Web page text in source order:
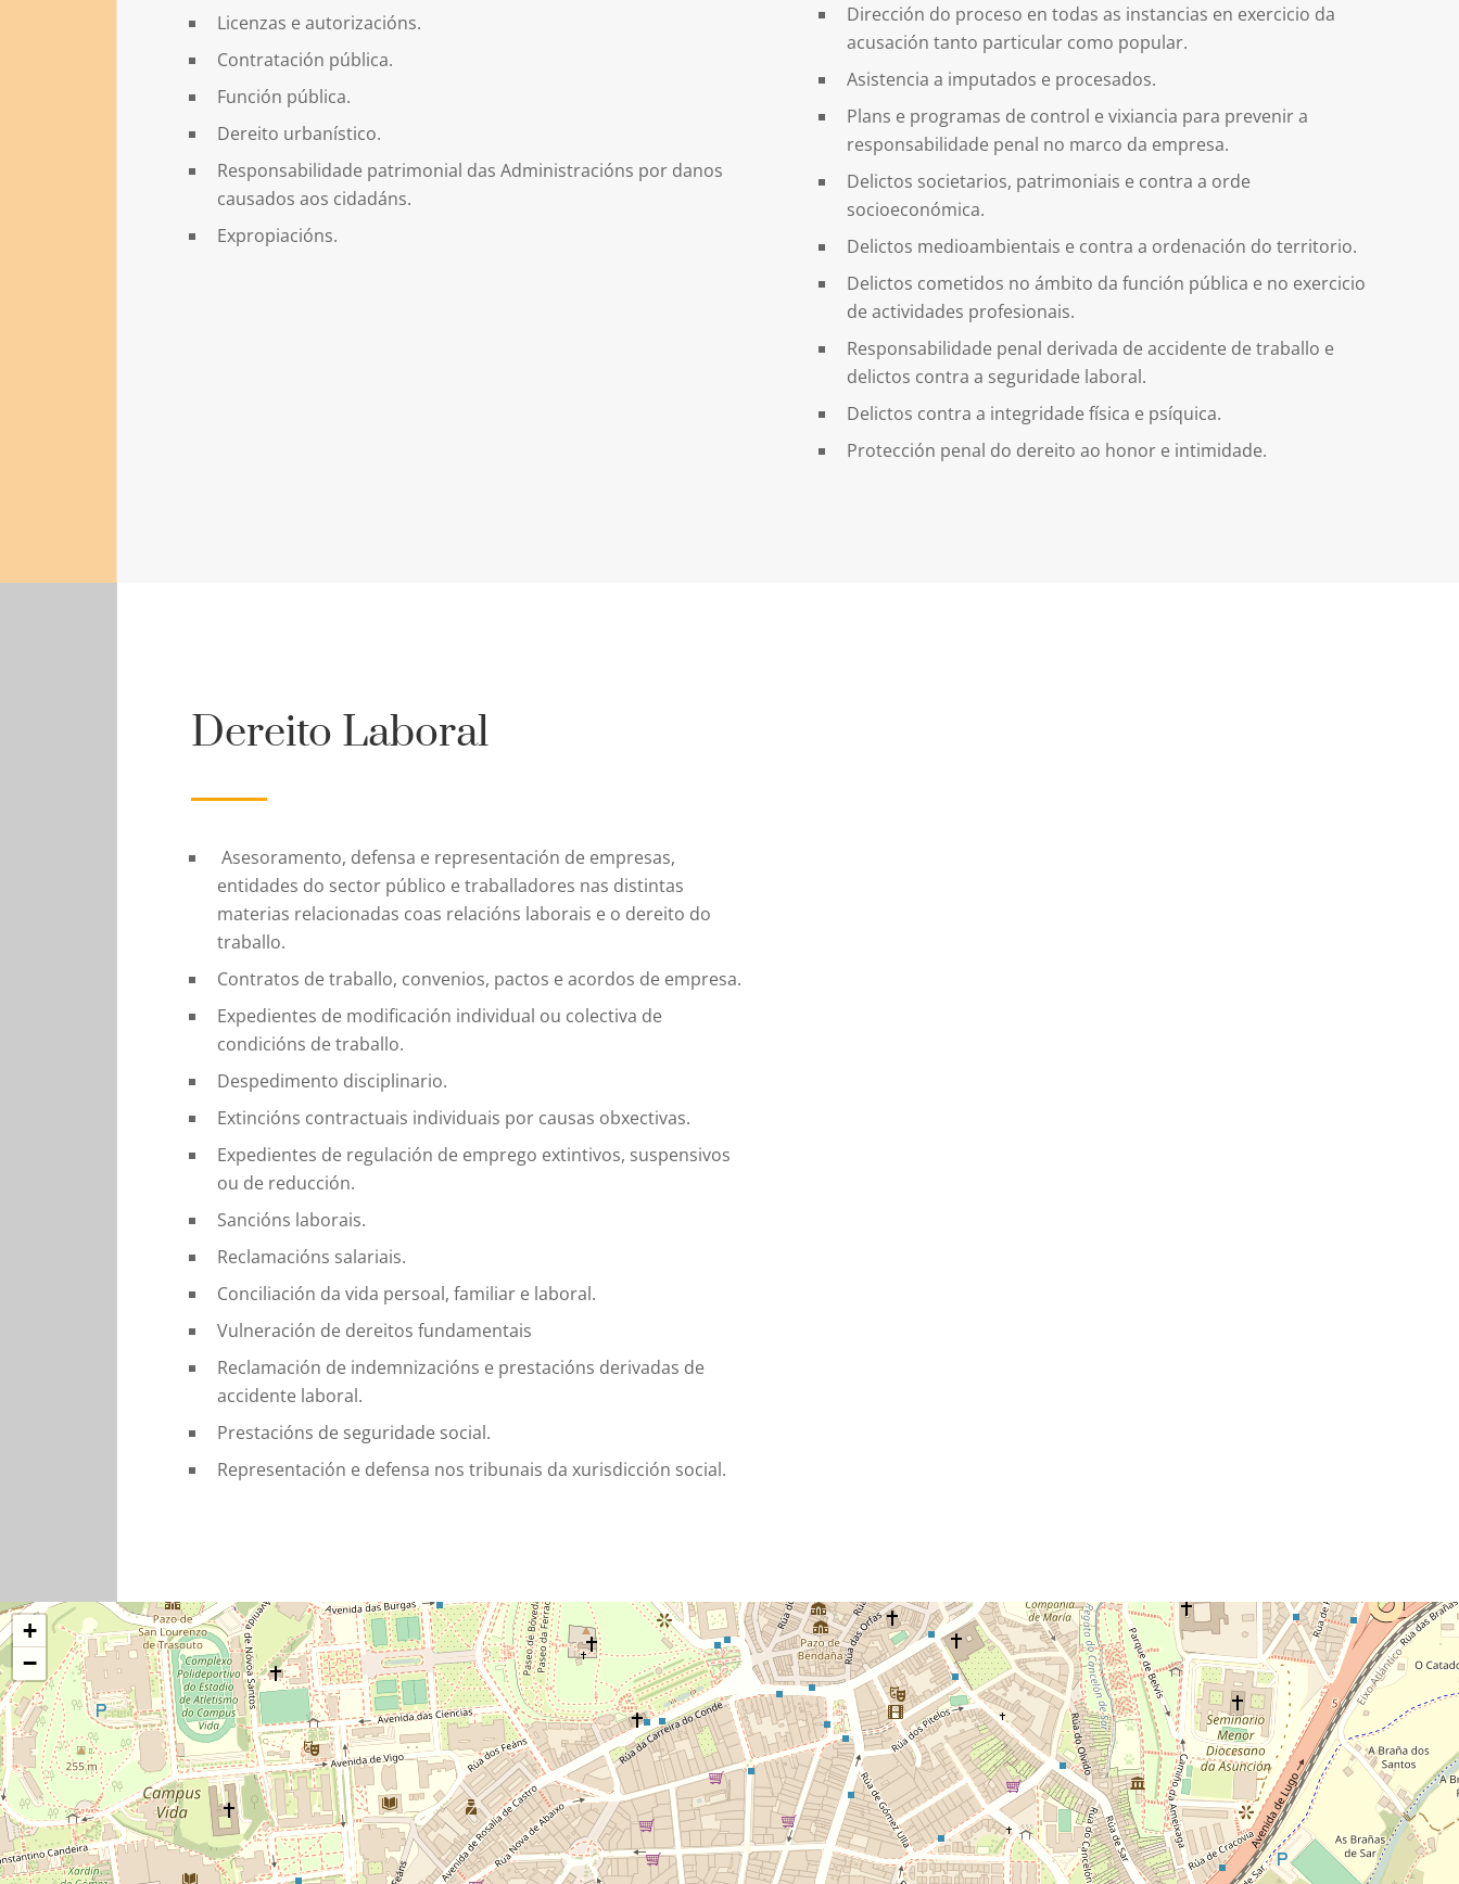
Licenzas e autorizacións.
Contratación pública.
Función pública.
Dereito urbanístico.
Responsabilidade patrimonial das Administracións por danos
causados aos cidadáns.
Expropiacións.
Dirección do proceso en todas as instancias en exercicio da
acusación tanto particular como popular.
Asistencia a imputados e procesados.
Plans e programas de control e vixiancia para prevenir a
responsabilidade penal no marco da empresa.
Delictos societarios, patrimoniais e contra a orde
socioeconómica.
Delictos medioambientais e contra a ordenación do territorio.
Delictos cometidos no ámbito da función pública e no exercicio
de actividades profesionais.
Responsabilidade penal derivada de accidente de traballo e
delictos contra a seguridade laboral.
Delictos contra a integridade física e psíquica.
Protección penal do dereito ao honor e intimidade.
Dereito Laboral
Asesoramento, defensa e representación de empresas,
entidades do sector público e traballadores nas distintas
materias relacionadas coas relacións laborais e o dereito do
traballo.
Contratos de traballo, convenios, pactos e acordos de empresa.
Expedientes de modificación individual ou colectiva de
condicións de traballo.
Despedimento disciplinario.
Extincións contractuais individuais por causas obxectivas.
Expedientes de regulación de emprego extintivos, suspensivos
ou de reducción.
Sancións laborais.
Reclamacións salariais.
Conciliación da vida persoal, familiar e laboral.
Vulneración de dereitos fundamentais
Reclamación de indemnizacións e prestacións derivadas de
accidente laboral.
Prestacións de seguridade social.
Representación e defensa nos tribunais da xurisdicción social.
+
−